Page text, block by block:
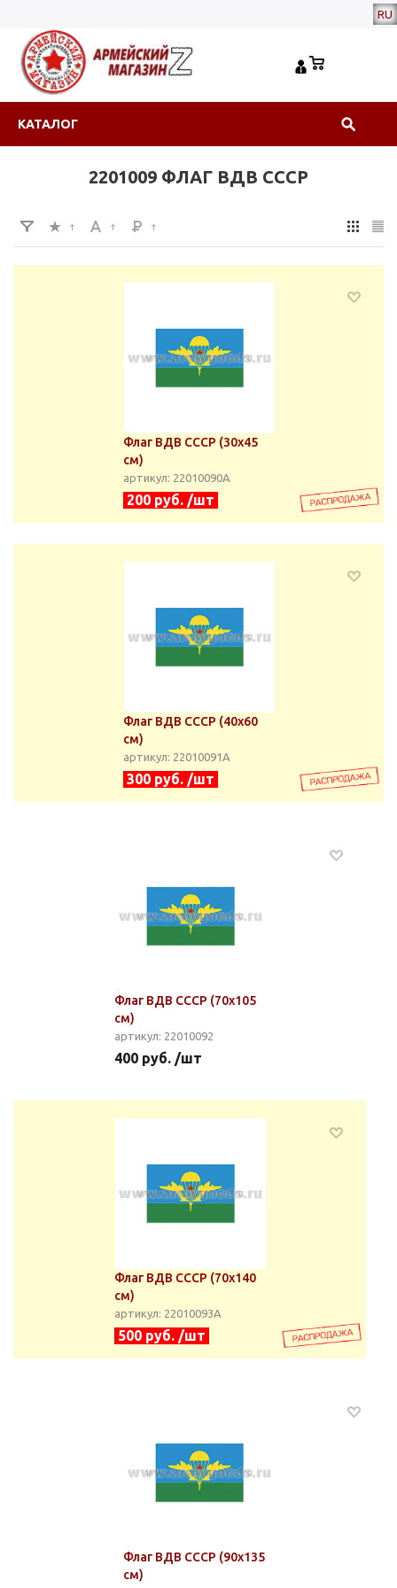
RU
КАТАЛОГ
2201009 ФЛАГ ВДВ СССР
Флаг ВДВ СССР (30х45
см)
артикул: 22010090А
200 руб. /шт
Флаг ВДВ СССР (40х60
см)
артикул: 22010091А
300 руб. /шт
Флаг ВДВ СССР (70х105
см)
артикул: 22010092
400 руб. /шт
Флаг ВДВ СССР (70х140
см)
артикул: 22010093А
500 руб. /шт
Флаг ВДВ СССР (90х135
см)